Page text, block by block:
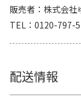
販売者
株式会社
TEL
0120-797-
配送情報